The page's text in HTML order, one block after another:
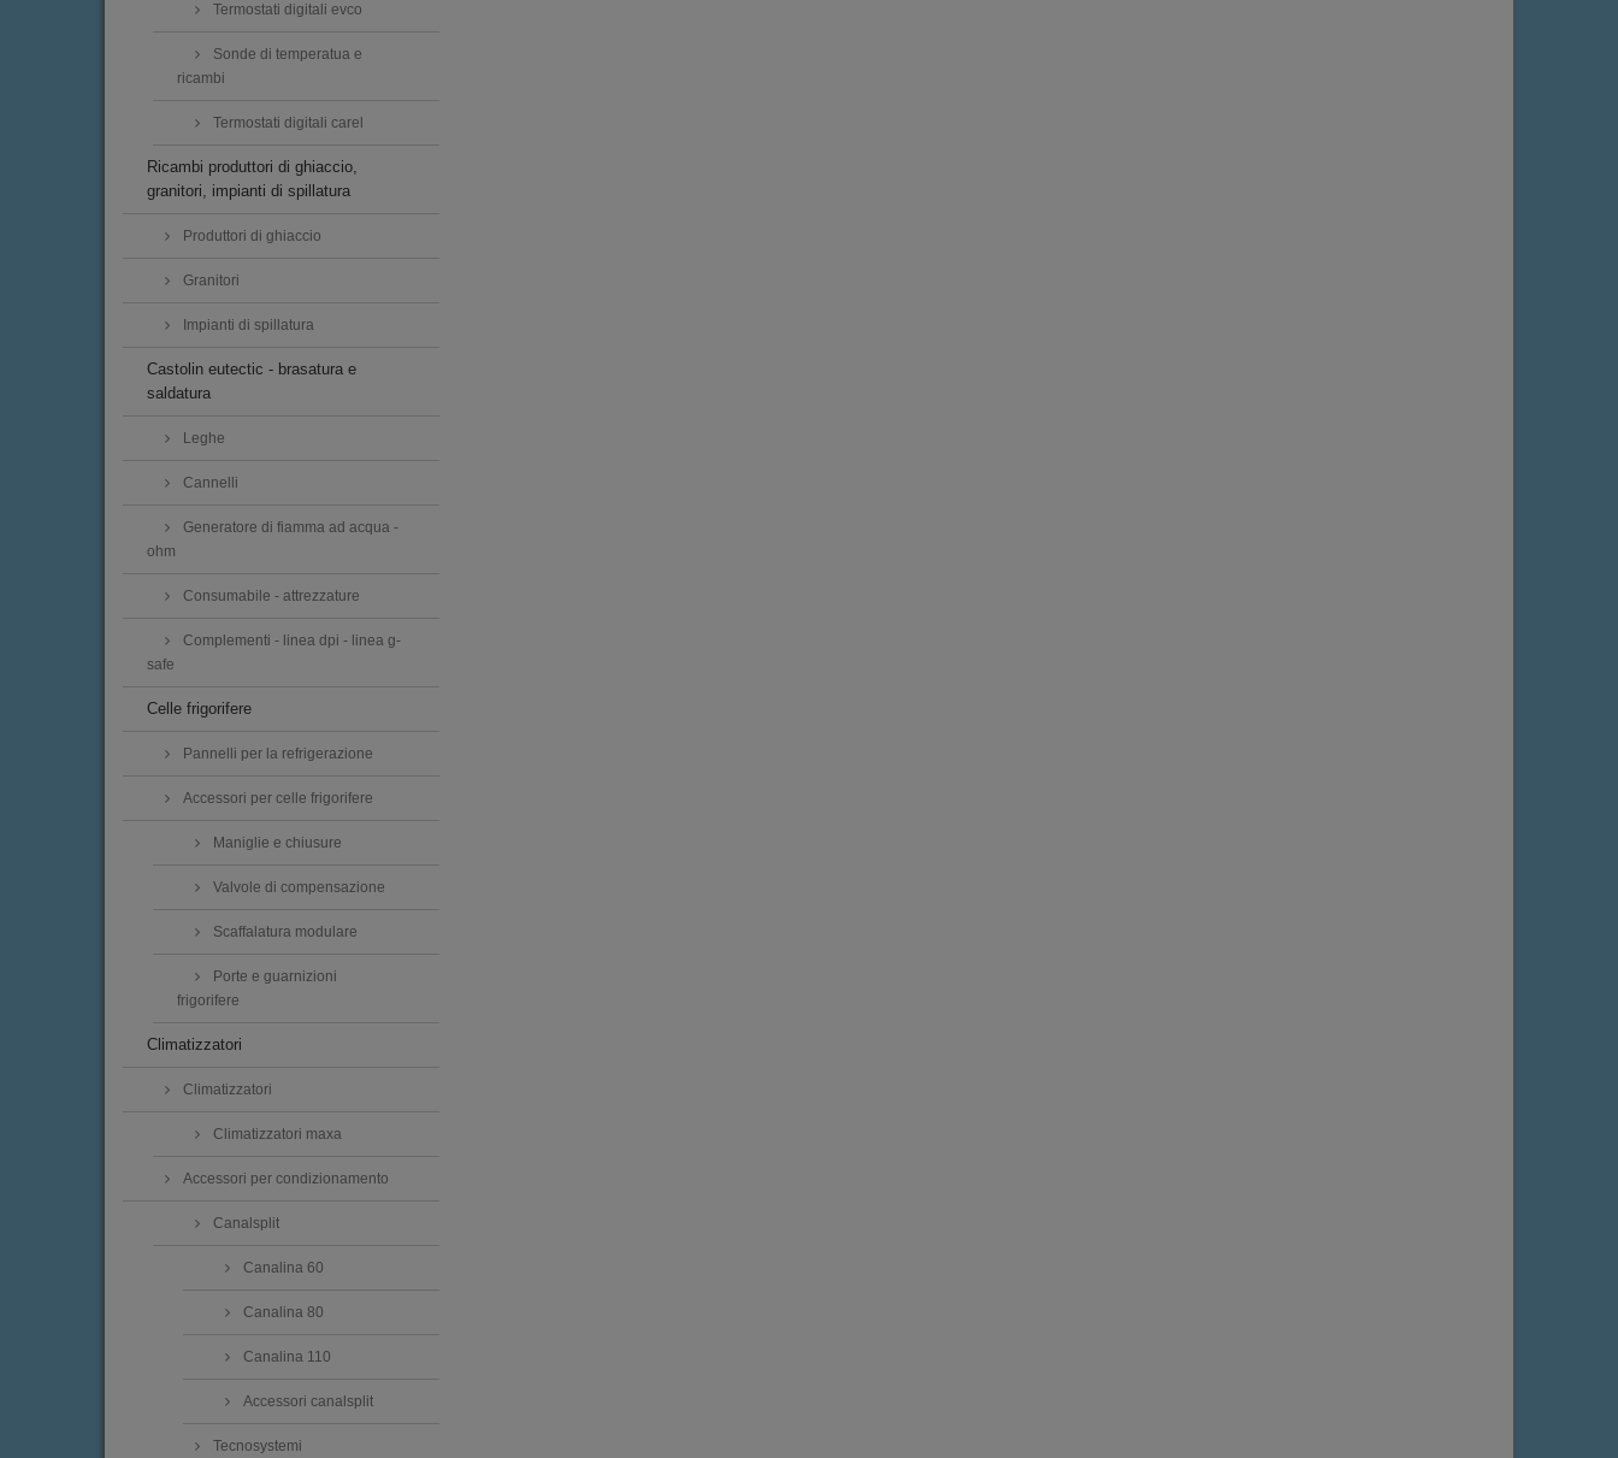
Termostati digitali evco
Sonde di temperatua e
ricambi
Termostati digitali carel
Ricambi produttori di ghiaccio,
granitori, impianti di spillatura
Produttori di ghiaccio
Granitori
Impianti di spillatura
Castolin eutectic - brasatura e
saldatura
Leghe
Cannelli
Generatore di fiamma ad acqua -
ohm
Consumabile - attrezzature
Complementi - linea dpi - linea g-
safe
Celle frigorifere
Pannelli per la refrigerazione
Accessori per celle frigorifere
Maniglie e chiusure
Valvole di compensazione
Scaffalatura modulare
Porte e guarnizioni
frigorifere
Climatizzatori
Climatizzatori
Climatizzatori maxa
Accessori per condizionamento
Canalsplit
Canalina 60
Canalina 80
Canalina 110
Accessori canalsplit
Tecnosystemi